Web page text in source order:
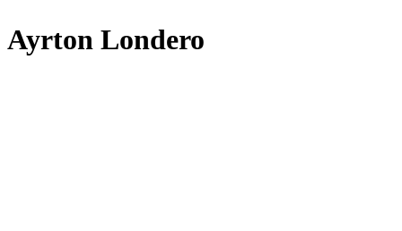
Ayrton Londero